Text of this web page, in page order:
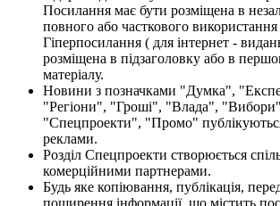
Посилання має бути розміщена в
повного або часткового використання
Гіперпосилання ( для інтернет -
розміщена в підзаголовку або в
матеріалу.
Новини з позначками "Думка",
"Регіони", "Гроші", "Влада",
"Спецпроекти", "Промо"
реклами.
Розділ Спецпроекти створюється
комерційними партнерами.
Будь яке копіювання, публікація,
поширення інформації, що містить